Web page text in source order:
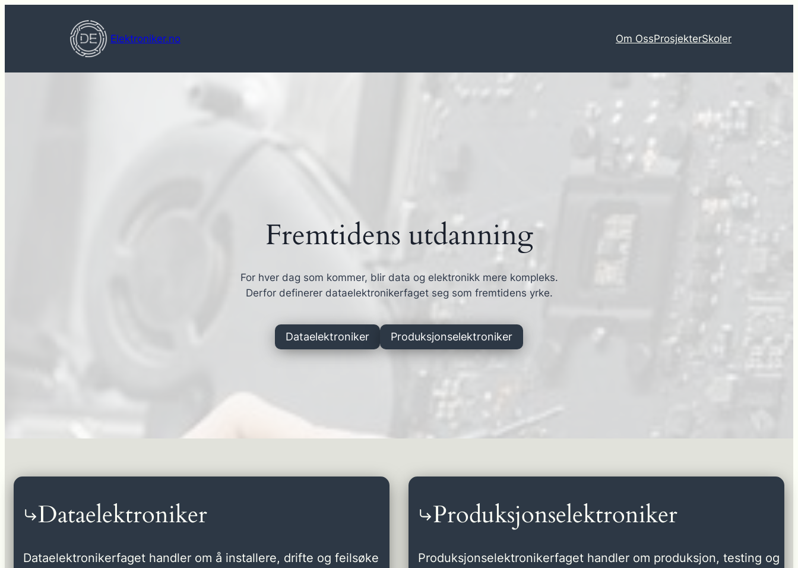
Elektroniker.no Om OssProsjekterSkoler
Fremtidens utdanning
For hver dag som kommer, blir data og elektronikk mere kompleks.
Derfor definerer dataelektronikerfaget seg som fremtidens yrke.
Dataelektroniker Produksjonselektroniker
Dataelektroniker
Dataelektronikerfaget handler om å installere, drifte og feilsøke
Produksjonselektroniker
Produksjonselektronikerfaget handler om produksjon, testing og